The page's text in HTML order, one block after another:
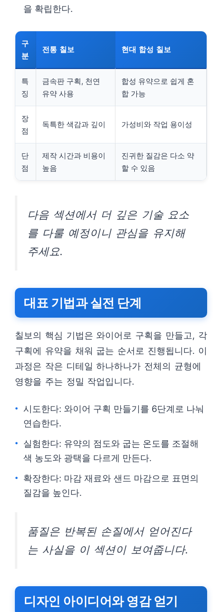
을 확립한다.
구
분
전통 칠보 현대 합성 칠보
특
징
금속판 구획, 천연
유약 사용
합성 유약으로 쉽게 혼
합 가능
장
점
독특한 색감과 깊이 가성비와 작업 용이성
단
점
제작 시간과 비용이
높음
진귀한 질감은 다소 약
할 수 있음
다음 섹션에서 더 깊은 기술 요소
를 다룰 예정이니 관심을 유지해
주세요.
대표 기법과 실전 단계
칠보의 핵심 기법은 와이어로 구획을 만들고, 각
구획에 유약을 채워 굽는 순서로 진행됩니다. 이
과정은 작은 디테일 하나하나가 전체의 균형에
영향을 주는 정밀 작업입니다.
시도한다: 와이어 구획 만들기를 6단계로 나눠
연습한다.
실험한다: 유약의 점도와 굽는 온도를 조절해
색 농도와 광택을 다르게 만든다.
확장한다: 마감 재료와 샌드 마감으로 표면의
질감을 높인다.
품질은 반복된 손질에서 얻어진다
는 사실을 이 섹션이 보여줍니다.
디자인 아이디어와 영감 얻기